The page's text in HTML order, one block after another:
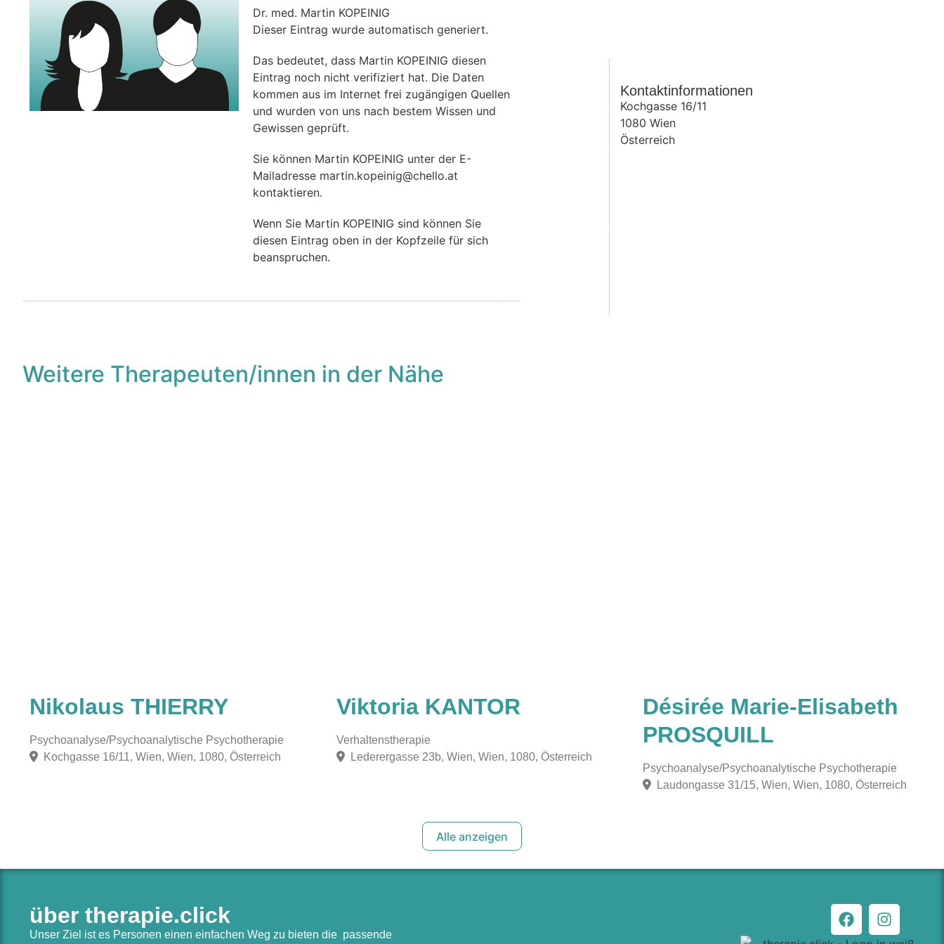
Dr. med. Martin KOPEINIG
Dieser Eintrag wurde automatisch generiert.
Das bedeutet, dass Martin KOPEINIG diesen
Eintrag noch nicht verifiziert hat. Die Daten
kommen aus im Internet frei zugängigen Quellen
und wurden von uns nach bestem Wissen und
Gewissen geprüft.
Sie können Martin KOPEINIG unter der E-
Mailadresse martin.kopeinig@chello.at
kontaktieren.
Wenn Sie Martin KOPEINIG sind können Sie
diesen Eintrag oben in der Kopfzeile für sich
beanspruchen.
Kontaktinformationen
Kochgasse 16/11
1080 Wien
Österreich
Weitere Therapeuten/innen in der Nähe
Nikolaus THIERRY
Psychoanalyse/Psychoanalytische Psychotherapie
Kochgasse 16/11, Wien, Wien, 1080, Österreich
Viktoria KANTOR
Verhaltenstherapie
Lederergasse 23b, Wien, Wien, 1080, Österreich
Désirée Marie-Elisabeth
PROSQUILL
Psychoanalyse/Psychoanalytische Psychotherapie
Laudongasse 31/15, Wien, Wien, 1080, Österreich
Alle anzeigen
über therapie.click
Unser Ziel ist es Personen einen einfachen Weg zu bieten die passende